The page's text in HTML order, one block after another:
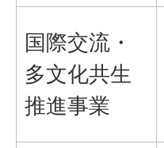
国際交流・
多文化共生
推進事業